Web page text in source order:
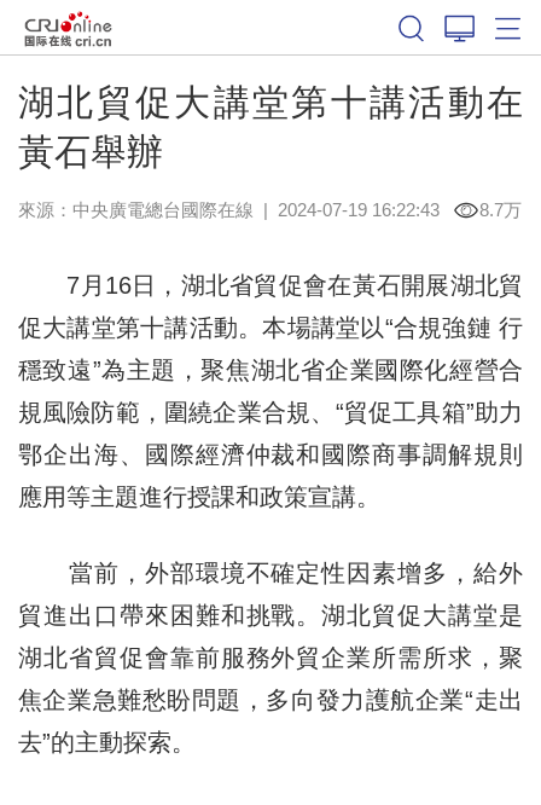
湖北貿促大講堂第十講活動在
黃石舉辦
來源：中央廣電總台國際在線 | 2024-07-19 16:22:43 8.7万
7月16日，湖北省貿促會在黃石開展湖北貿
促大講堂第十講活動。本場講堂以“合規強鏈 行
穩致遠”為主題，聚焦湖北省企業國際化經營合
規風險防範，圍繞企業合規、“貿促工具箱”助力
鄂企出海、國際經濟仲裁和國際商事調解規則
應用等主題進行授課和政策宣講。
當前，外部環境不確定性因素增多，給外
貿進出口帶來困難和挑戰。湖北貿促大講堂是
湖北省貿促會靠前服務外貿企業所需所求，聚
焦企業急難愁盼問題，多向發力護航企業“走出
去”的主動探索。